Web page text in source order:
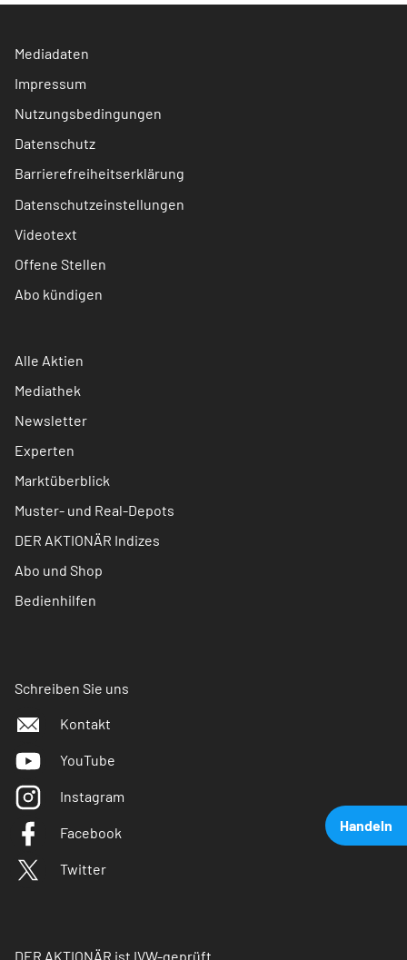
Handeln
Mediadaten
Impressum
Nutzungsbedingungen
Datenschutz
Barrierefreiheitserklärung
Datenschutzeinstellungen
Videotext
Offene Stellen
Abo kündigen
Alle Aktien
Mediathek
Newsletter
Experten
Marktüberblick
Muster- und Real-Depots
DER AKTIONÄR Indizes
Abo und Shop
Bedienhilfen
Schreiben Sie uns
Kontakt
YouTube
Instagram
Facebook
Twitter
DER AKTIONÄR ist IVW-geprüft